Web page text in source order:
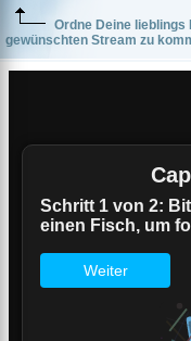
Ordne Deine
gewünschten Stream zu